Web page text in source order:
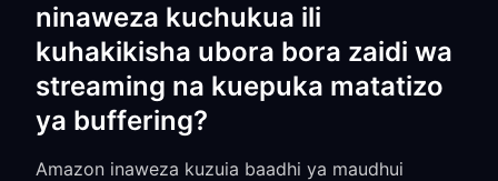
ninaweza kuchukua ili
kuhakikisha ubora bora zaidi wa
streaming na kuepuka matatizo
ya buffering?
Amazon inaweza kuzuia baadhi ya maudhui